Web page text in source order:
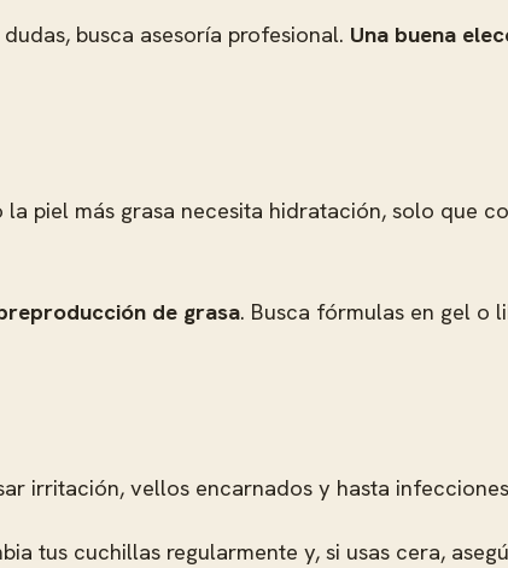
busca asesoría profesional. Una buena
piel más grasa necesita hidratación, solo que
de grasa. Busca fórmulas en gel o
irritación, vellos encarnados y hasta
tus cuchillas regularmente y, si usas cera,